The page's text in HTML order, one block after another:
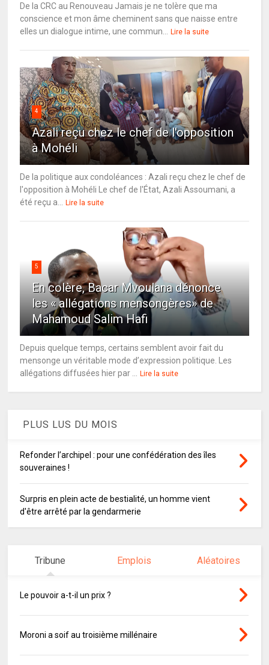
De la CRC au Renouveau Jamais je ne tolère que ma
conscience et mon âme cheminent sans que naisse entre
elles un dialogue intime, une commun...
Lire la suite
4
Azali reçu chez le chef de l'opposition
à Mohéli
De la politique aux condoléances : Azali reçu chez le chef de
l'opposition à Mohéli Le chef de l'État, Azali Assoumani, a
été reçu a...
Lire la suite
5
En colère, Bacar Mvoulana dénonce
les « allégations mensongères» de
Mahamoud Salim Hafi
Depuis quelque temps, certains semblent avoir fait du
mensonge un véritable mode d’expression politique. Les
allégations diffusées hier par ...
Lire la suite
PLUS LUS DU MOIS
Refonder l’archipel : pour une confédération des îles
souveraines !
Surpris en plein acte de bestialité, un homme vient
d'être arrêté par la gendarmerie
Tribune Emplois Aléatoires
Le pouvoir a-t-il un prix ?
Moroni a soif au troisième millénaire